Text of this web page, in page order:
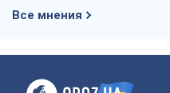
Все мнения